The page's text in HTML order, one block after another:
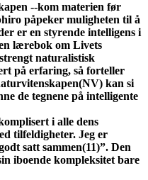
--kom materien før
påpeker muligheten til å
er en styrende intelligens i
lærebok om Livets
naturalistisk
på erfaring, så forteller
kan si
de tegnene på intelligente
i alle dens
tilfeldigheter. Jeg er
satt sammen(11)”. Den
iboende kompleksitet bare